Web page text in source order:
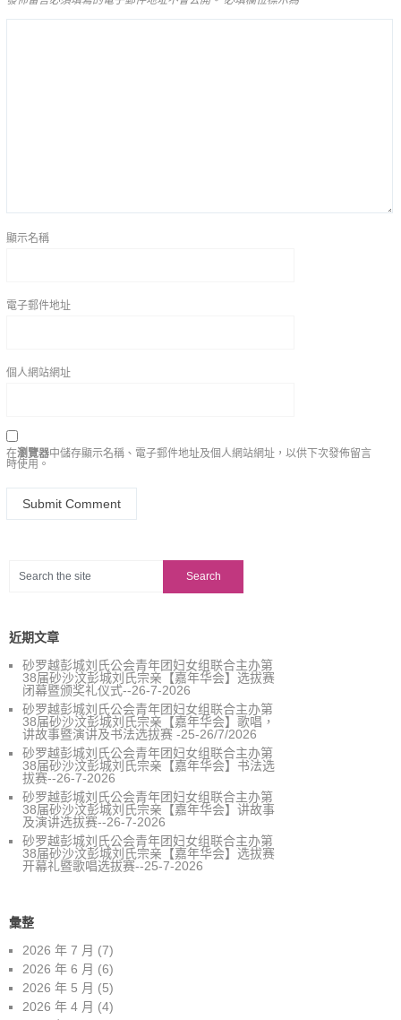
顯示名稱
電子郵件地址
個人網站網址
在瀏覽器中儲存顯示名稱、電子郵件地址及個人網站網址，以供下次發佈留言
時使用。
近期文章
砂罗越彭城刘氏公会青年团妇女组联合主办第
38届砂沙汶彭城刘氏宗亲【嘉年华会】选拔赛
闭幕暨颁奖礼仪式--26-7-2026
砂罗越彭城刘氏公会青年团妇女组联合主办第
38届砂沙汶彭城刘氏宗亲【嘉年华会】歌唱，
讲故事暨演讲及书法选拔赛 -25-26/7/2026
砂罗越彭城刘氏公会青年团妇女组联合主办第
38届砂沙汶彭城刘氏宗亲【嘉年华会】书法选
拔赛--26-7-2026
砂罗越彭城刘氏公会青年团妇女组联合主办第
38届砂沙汶彭城刘氏宗亲【嘉年华会】讲故事
及演讲选拔赛--26-7-2026
砂罗越彭城刘氏公会青年团妇女组联合主办第
38届砂沙汶彭城刘氏宗亲【嘉年华会】选拔赛
开幕礼暨歌唱选拔赛--25-7-2026
彙整
2026 年 7 月 (7)
2026 年 6 月 (6)
2026 年 5 月 (5)
2026 年 4 月 (4)